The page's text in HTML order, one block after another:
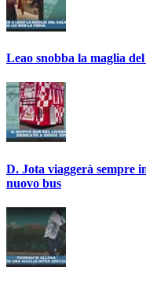
Leao snobba la maglia
D. Jota viaggerà sempre
nuovo bus